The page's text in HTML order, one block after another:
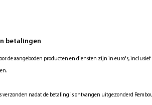
betalingen
de aangeboden producten en diensten zijn in euro's,
verzonden nadat de betaling is ontvangen uitgezonderd